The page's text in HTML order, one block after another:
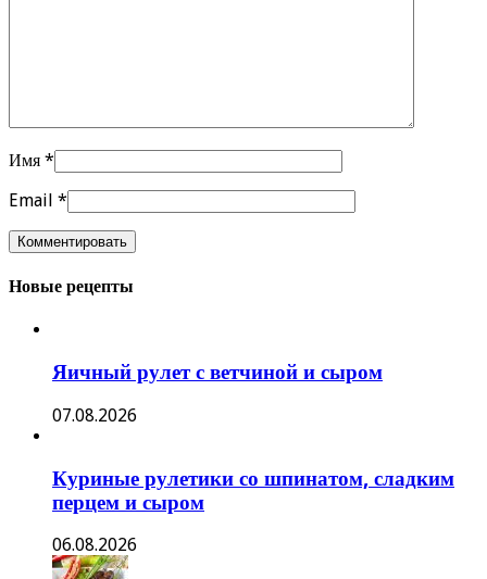
Имя *
Email *
Новые рецепты
Яичный рулет с ветчиной и сыром
07.08.2026
Куриные рулетики со шпинатом, сладким
перцем и сыром
06.08.2026